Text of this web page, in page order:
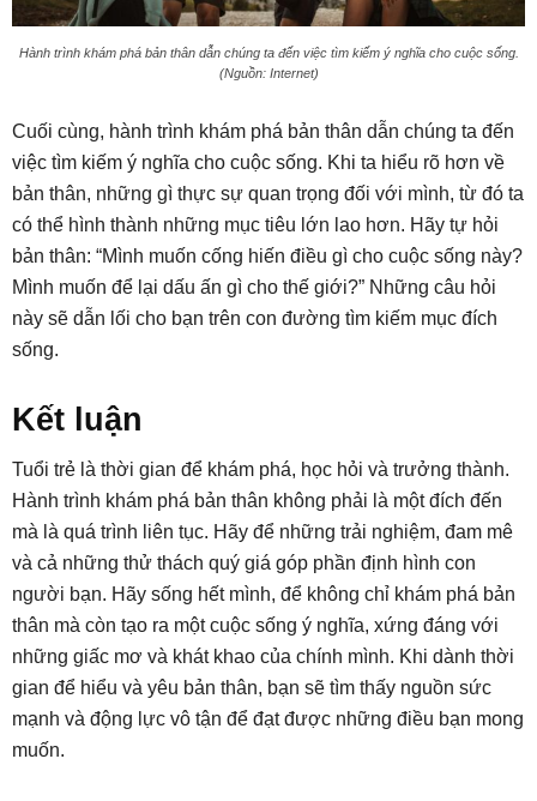
Hành trình khám phá bản thân dẫn chúng ta đến việc tìm kiếm ý nghĩa cho cuộc sống.
(Nguồn: Internet)
Cuối cùng, hành trình khám phá bản thân dẫn chúng ta đến
việc tìm kiếm ý nghĩa cho cuộc sống. Khi ta hiểu rõ hơn về
bản thân, những gì thực sự quan trọng đối với mình, từ đó ta
có thể hình thành những mục tiêu lớn lao hơn. Hãy tự hỏi
bản thân: “Mình muốn cống hiến điều gì cho cuộc sống này?
Mình muốn để lại dấu ấn gì cho thế giới?” Những câu hỏi
này sẽ dẫn lối cho bạn trên con đường tìm kiếm mục đích
sống.
Kết luận
Tuổi trẻ là thời gian để khám phá, học hỏi và trưởng thành.
Hành trình khám phá bản thân không phải là một đích đến
mà là quá trình liên tục. Hãy để những trải nghiệm, đam mê
và cả những thử thách quý giá góp phần định hình con
người bạn. Hãy sống hết mình, để không chỉ khám phá bản
thân mà còn tạo ra một cuộc sống ý nghĩa, xứng đáng với
những giấc mơ và khát khao của chính mình. Khi dành thời
gian để hiểu và yêu bản thân, bạn sẽ tìm thấy nguồn sức
mạnh và động lực vô tận để đạt được những điều bạn mong
muốn.